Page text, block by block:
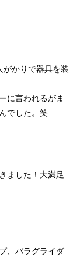
がかりで器具を装
に言われるがま
でした。笑
ました！大満足
、パラグライダ